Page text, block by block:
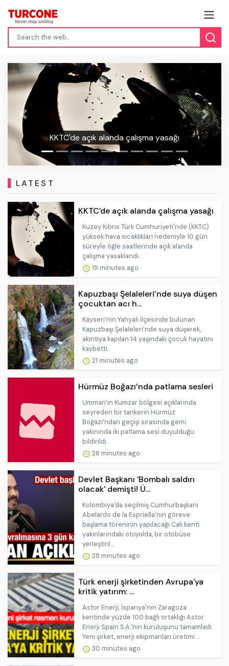
Kapuzbaşı Şelaleleri’nde suya düşen
çocuktan acı haber!
Previous Next
LATEST
KKTC'de açık alanda çalışma yasağı
Kuzey Kıbrıs Türk Cumhuriyeti'nde (KKTC)
yüksek hava sıcaklıkları nedeniyle 10 gün
süreyle öğle saatlerinde açık alanda
çalışma yasaklandı.
19 minutes ago
Kapuzbaşı Şelaleleri’nde suya düşen
çocuktan acı h...
Kayseri’nin Yahyalı ilçesinde bulunan
Kapuzbaşı Şelaleleri’nde suya düşerek,
akıntıya kapılan 14 yaşındaki çocuk hayatını
kaybetti.
21 minutes ago
Hürmüz Boğazı’nda patlama sesleri
Umman’ın Kumzar bölgesi açıklarında
seyreden bir tankerin Hürmüz
Boğazı’ndan geçişi sırasında gemi
yakınında iki patlama sesi duyulduğu
bildirildi.
26 minutes ago
Devlet Başkanı 'Bombalı saldırı
olacak' demişti! Ü...
Kolombiya'da seçilmiş Cumhurbaşkanı
Abelardo de la Espriella'nın göreve
başlama töreninin yapılacağı Cali kenti
yakınlarındaki otoyolda, bir otobüse
yerleştiril...
28 minutes ago
Türk enerji şirketinden Avrupa'ya
kritik yatırım: ...
Astor Enerji, İspanya'nın Zaragoza
kentinde yüzde 100 bağlı ortaklığı Astor
Enerji Spain S.A.'nın kuruluşunu tamamladı.
Yeni şirket, enerji ekipmanları üretimi ...
30 minutes ago